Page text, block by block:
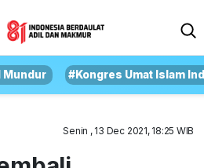
Mundur #Kongres Umat Islam
Senin , 13 Dec 2021, 18:25 WIB